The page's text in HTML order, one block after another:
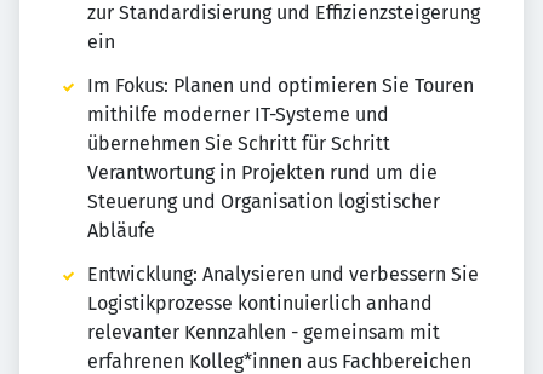
zur Standardisierung und Effizienzsteigerung
ein
Im Fokus: Planen und optimieren Sie Touren
mithilfe moderner IT-Systeme und
übernehmen Sie Schritt für Schritt
Verantwortung in Projekten rund um die
Steuerung und Organisation logistischer
Abläufe
Entwicklung: Analysieren und verbessern Sie
Logistikprozesse kontinuierlich anhand
relevanter Kennzahlen - gemeinsam mit
erfahrenen Kolleg*innen aus Fachbereichen